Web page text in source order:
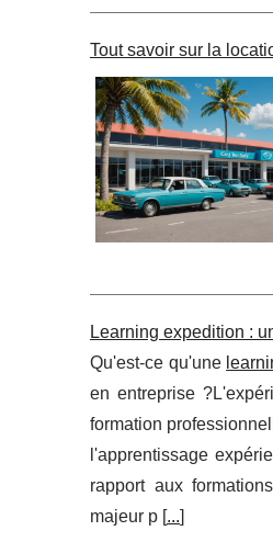
Tout savoir sur la
Learning expedition :
Qu'est-ce qu'une
en entreprise
formation
l'apprentissage
rapport aux
majeur p [...]